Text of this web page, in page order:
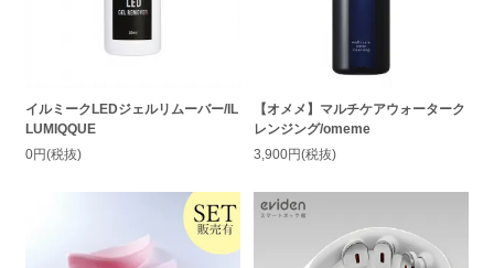
イルミークLEDジェルリムーバー/IL
LUMIQQUE
0円(税抜)
【オメメ】マルチケアウォーターク
レンジング/omeme
3,900円(税抜)